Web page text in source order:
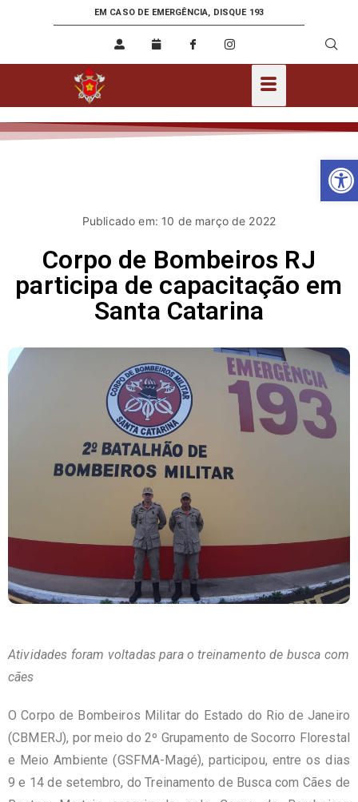
EM CASO DE EMERGÊNCIA, DISQUE 193
Publicado em: 10 de março de 2022
Corpo de Bombeiros RJ
participa de capacitação em
Santa Catarina
Atividades foram voltadas para o treinamento de busca com
cães
O Corpo de Bombeiros Militar do Estado do Rio de Janeiro
(CBMERJ), por meio do 2º Grupamento de Socorro Florestal
e Meio Ambiente (GSFMA-Magé), participou, entre os dias
9 e 14 de setembro, do Treinamento de Busca com Cães de